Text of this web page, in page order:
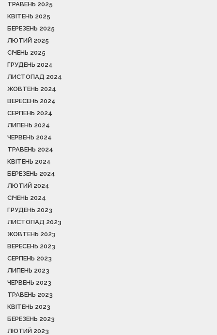
ТРАВЕНЬ 2025
КВІТЕНЬ 2025
БЕРЕЗЕНЬ 2025
ЛЮТИЙ 2025
СІЧЕНЬ 2025
ГРУДЕНЬ 2024
ЛИСТОПАД 2024
ЖОВТЕНЬ 2024
ВЕРЕСЕНЬ 2024
СЕРПЕНЬ 2024
ЛИПЕНЬ 2024
ЧЕРВЕНЬ 2024
ТРАВЕНЬ 2024
КВІТЕНЬ 2024
БЕРЕЗЕНЬ 2024
ЛЮТИЙ 2024
СІЧЕНЬ 2024
ГРУДЕНЬ 2023
ЛИСТОПАД 2023
ЖОВТЕНЬ 2023
ВЕРЕСЕНЬ 2023
СЕРПЕНЬ 2023
ЛИПЕНЬ 2023
ЧЕРВЕНЬ 2023
ТРАВЕНЬ 2023
КВІТЕНЬ 2023
БЕРЕЗЕНЬ 2023
ЛЮТИЙ 2023